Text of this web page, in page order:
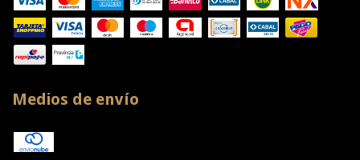
Medios de envío